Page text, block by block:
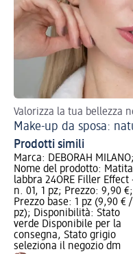
Valorizza la tua bellezza
Make-up da sposa:
Prodotti simili
Marca: DEBORAH MILANO;
Nome del prodotto: Matita
labbra 24ORE Filler Effect
n. 01, 1 pz; Prezzo: 9,90 €;
Prezzo base: 1 pz (9,90 € /
pz); Disponibilità: Stato
verde Disponibile per la
consegna, Stato grigio
seleziona il negozio dm